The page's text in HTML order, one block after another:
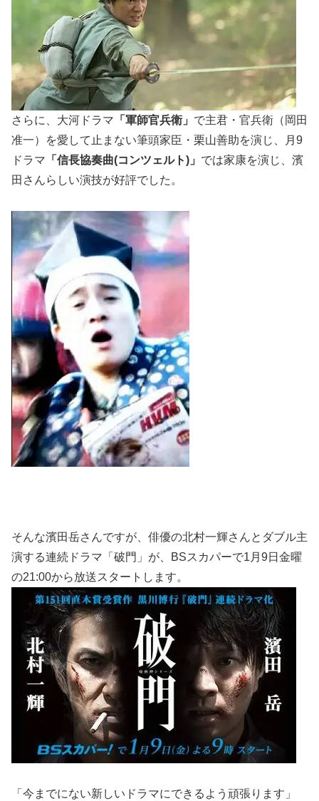
さらに、大河ドラマ 「軍師官兵衛」 で主君・官兵衛（岡田
准一）を愛して止まない筆頭家臣・栗山善助を演じ、月9
ドラマ 「信長協奏曲(コンツェルト)」 では家康を演じ、濱
田さんらしい演技が好評でした。
そんな濱田岳さんですが、俳優の北村一輝さんとダブル主
演する連続ドラマ「破門」が、BSスカパーで1月9日金曜
の21:00から放送スタートします。
「今までにない新しいドラマにできるよう頑張ります」